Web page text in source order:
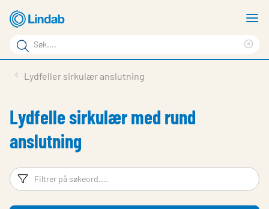
hovedinnhold
Søkeord
Søk
på
Last ned
Om Lindab
Bærekraft
Kontakt oss
Lydfeller sirkulær anslutning
Lydfelle sirkulær med rund
anslutning
Filtreringsord